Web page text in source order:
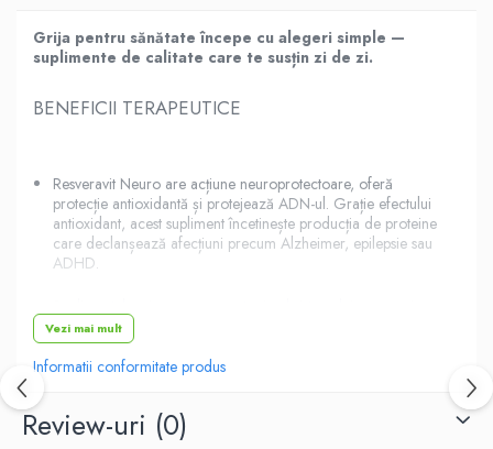
Grija pentru sănătate începe cu alegeri simple —
suplimente de calitate care te susțin zi de zi.
BENEFICII TERAPEUTICE
Resveravit Neuro are acțiune neuroprotectoare, oferă
protecție antioxidantă și protejează ADN-ul. Grație efectului
antioxidant, acest supliment încetinește producția de proteine
care declanșează afecțiuni precum Alzheimer, epilepsie sau
ADHD.
vascular.
Te poți bucura de efectele benefice ale Resveravit Neuro
la oboseală și stres.
Vezi mai mult
Informatii conformitate produs
Review-uri (0)